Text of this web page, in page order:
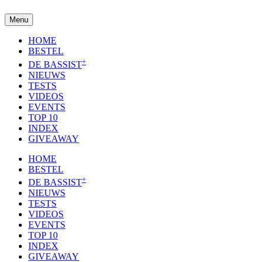
Menu
HOME
BESTEL
DE BASSIST+
NIEUWS
TESTS
VIDEOS
EVENTS
TOP 10
INDEX
GIVEAWAY
HOME
BESTEL
DE BASSIST+
NIEUWS
TESTS
VIDEOS
EVENTS
TOP 10
INDEX
GIVEAWAY